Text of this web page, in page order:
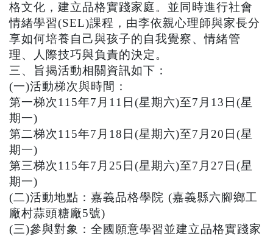
格文化，建立品格實踐家庭。並同時進行社會
情緒學習(SEL)課程，由李依親心理師與家長分
享如何培養自己與孩子的自我覺察、情緒管
理、人際技巧與負責的決定。
三、旨揭活動相關資訊如下：
(一)活動梯次與時間：
第一梯次115年7月11日(星期六)至7月13日(星
期一)
第二梯次115年7月18日(星期六)至7月20日(星
期一)
第三梯次115年7月25日(星期六)至7月27日(星
期一)
(二)活動地點：嘉義品格學院 (嘉義縣六腳鄉工
廠村蒜頭糖廠5號)
(三)參與對象：全國願意學習並建立品格實踐家